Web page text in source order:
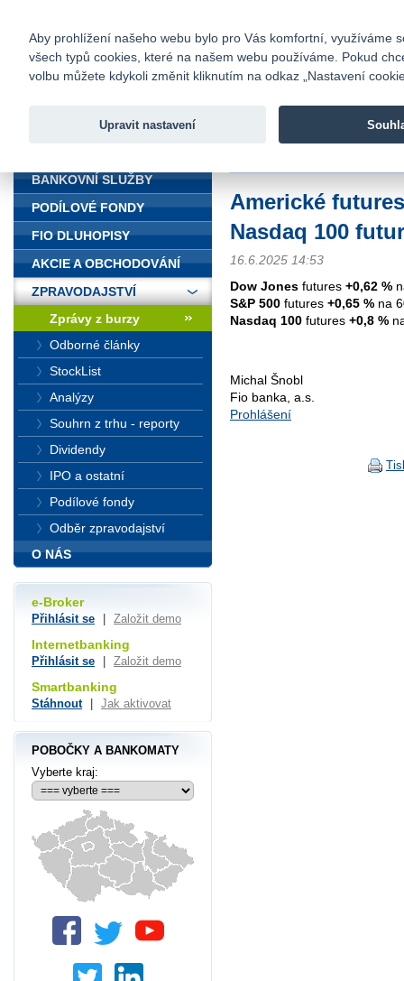
Fio banka
Fio banka
Americké
Nasdaq 100
16.6.2025 14:53
Dow Jones futures +0,62 %
S&P 500 futures +0,65 % na
Nasdaq 100 futures +0,8 %
Michal Šnobl
Fio banka, a.s.
Prohlášení
BANKOVNÍ SLUŽBY
PODÍLOVÉ FONDY
FIO DLUHOPISY
AKCIE A OBCHODOVÁNÍ
ZPRAVODAJSTVÍ
Zprávy z burzy
Odborné články
StockList
Analýzy
Souhrn z trhu - reporty
Dividendy
IPO a ostatní
Podílové fondy
Odběr zpravodajství
O NÁS
e-Broker
Přihlásit se Založit demo
Internetbanking
Přihlásit se Založit demo
Smartbanking
Stáhnout Jak aktivovat
POBOČKY A BANKOMATY
Vyberte kraj:
Aby prohlížení našeho webu bylo pro Vás komfortní, využíváme
všech typů cookies, které na našem webu používáme. Pokud
volbu můžete kdykoli změnit kliknutím na odkaz „Nastavení
Upravit nastavení